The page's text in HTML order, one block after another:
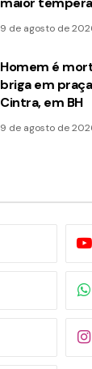
9 de agosto de
Homem é
briga em
Cintra, em BH
9 de agosto de